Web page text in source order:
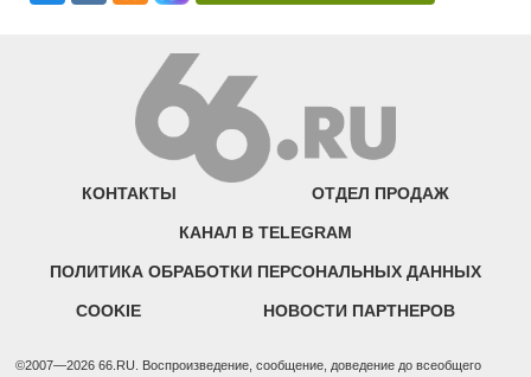
КОНТАКТЫ ОТДЕЛ ПРОДАЖ
КАНАЛ В TELEGRAM
ПОЛИТИКА ОБРАБОТКИ ПЕРСОНАЛЬНЫХ ДАННЫХ
COOKIE НОВОСТИ ПАРТНЕРОВ
©2007—2026 66.RU. Воспроизведение, сообщение, доведение до всеобщего